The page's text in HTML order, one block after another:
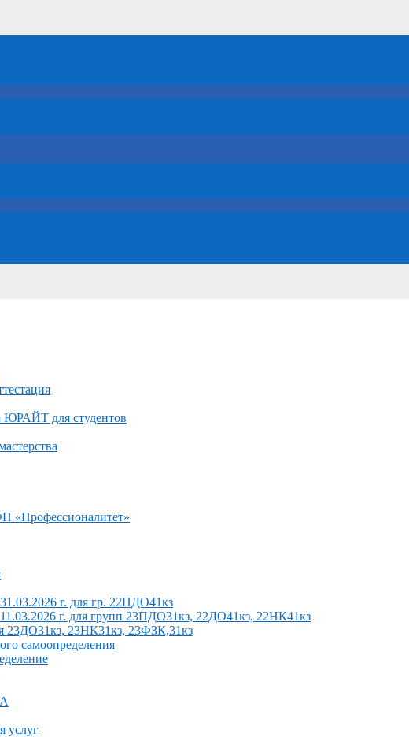
ЮРАЙТ для студентов
«Профессионалитет»
г. для гр. 22ПДО41кз
11.03.2026 г. для групп 23ПДО31кз, 22ДО41кз, 22НК41кз
23ДО31кз, 23НК31кз, 23ФЗК,31кз
самоопределения
услуг